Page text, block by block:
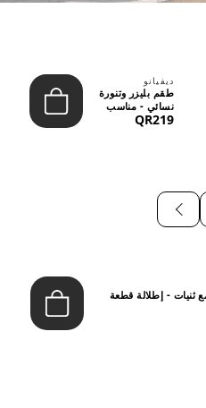
ديفيانو
طقم بليزر وتنورة
نسائي - مناسب
للعمل الرسمي
QR219
- إطلالة قطعة